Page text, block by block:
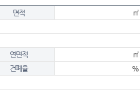
면적 ㎡
연면적 ㎡
건폐율 %